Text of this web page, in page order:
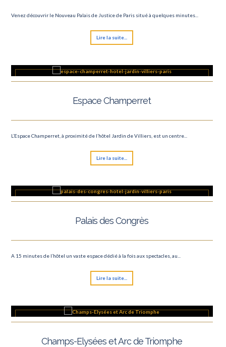
Venez découvrir le Nouveau Palais de Justice de Paris situé à quelques minutes...
Lire la suite...
Espace Champerret
L’Espace Champerret, à proximité de l’hôtel Jardin de Villiers, est un centre...
Lire la suite...
Palais des Congrès
A 15 minutes de l’hôtel un vaste espace dédié à la fois aux spectacles, au...
Lire la suite...
Champs-Elysées et Arc de Triomphe